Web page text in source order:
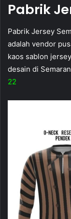
Pabrik
Pabrik Jersey
adalah vendor
kaos sablon
desain di
22